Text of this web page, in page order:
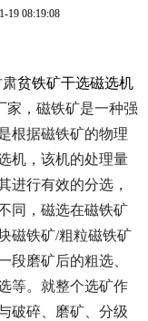
19 08:19:08
肃贫铁矿干选磁选机
家，磁铁矿是一种强
根据磁铁矿的物理
机，该机的处理量
进行有效的分选，
同，磁选在磁铁矿
磁铁矿/粗粒磁铁矿
段磨矿后的粗选、
等。就整个选矿作
破碎、磨矿、分级